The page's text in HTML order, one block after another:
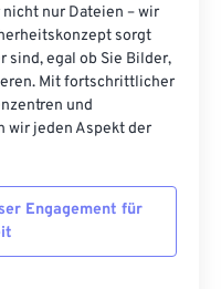
nur Dateien – wir
sorgt
sind, egal ob Sie Bilder,
Mit fortschrittlicher
und
wir jeden Aspekt der
Engagement für